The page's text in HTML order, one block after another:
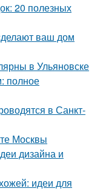
20 полезных
ваш дом
в Ульяновске
полное
в Санкт-
Москвы
дизайна и
идеи для